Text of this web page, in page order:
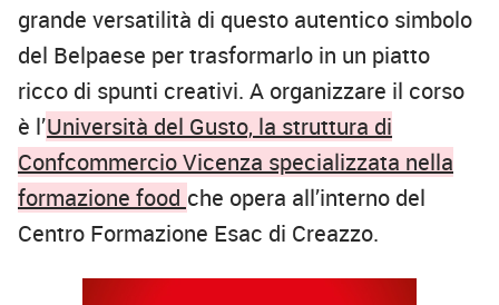
grande versatilità di questo autentico simbolo
del Belpaese per trasformarlo in un piatto
ricco di spunti creativi. A organizzare il corso
è l’Università del Gusto, la struttura di
Confcommercio Vicenza specializzata nella
formazione food che opera all’interno del
Centro Formazione Esac di Creazzo.